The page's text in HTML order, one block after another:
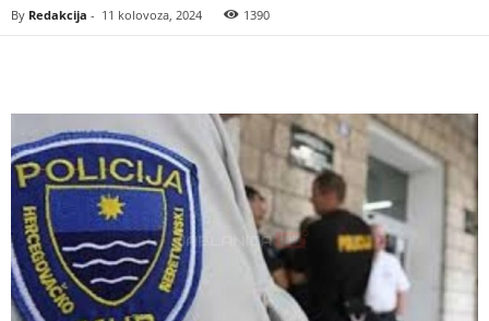
By Redakcija - 11 kolovoza, 2024 1390